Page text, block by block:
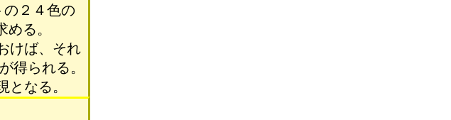
２４色の
る。
けば、それ
得られる。
なる。